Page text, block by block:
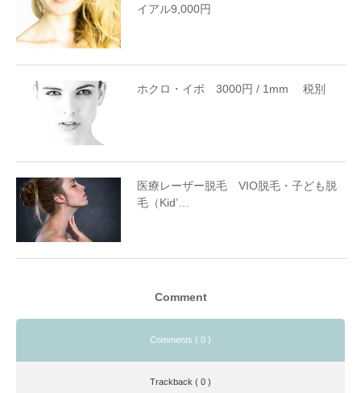
イアル9,000円
ホクロ・イボ 3000円 / 1mm 税別
医療レーザー脱毛 VIO脱毛・子ども脱
毛（Kid’…
Comment
Comments ( 0 )
Trackback ( 0 )